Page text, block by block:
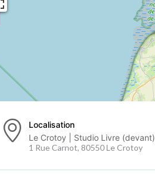
Localisation
Le Crotoy | Studio Livre (devant)
1 Rue Carnot, 80550 Le Crotoy